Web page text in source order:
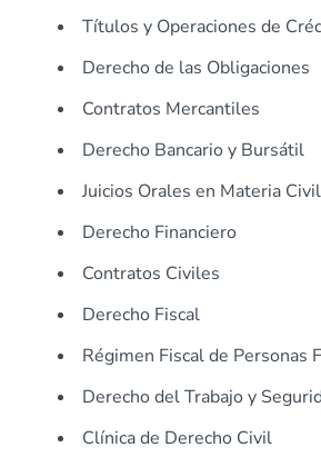
Títulos y Operaciones de
Derecho de las Obligaciones
Contratos Mercantiles
Derecho Bancario y Bursátil
Juicios Orales en Materia Civil
Derecho Financiero
Contratos Civiles
Derecho Fiscal
Régimen Fiscal de Personas
Derecho del Trabajo y
Clínica de Derecho Civil